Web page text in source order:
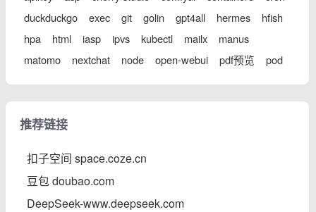
duckduckgo
exec git golin gpt4all hermes
hfish
hpa
html iasp ipvs kubectl mailx
manus
matomo
nextchat node open-webui pdf预览 pod
推荐链接
扣子空间 space.coze.cn
豆包 doubao.com
DeepSeek-www.deepseek.com